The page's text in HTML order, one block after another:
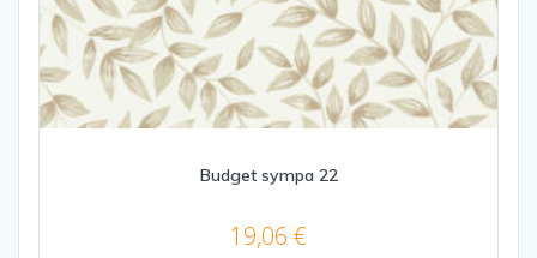
Budget sympa 22
19,06 €